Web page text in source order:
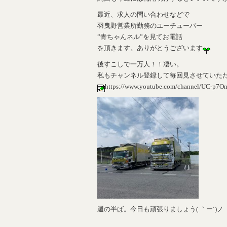
最近、求人の問い合わせなどで
羽曳野営業所勤務のユーチューバー
”青ちゃんネル”を見てお電話
を頂きます。ありがとうございます
後すこしで一万人！！凄い。
私もチャンネル登録して毎回見させていた
https://www.youtube.com/channel/UC-
週の半ば。今日も頑張りましょう( ｀ー´)ノ